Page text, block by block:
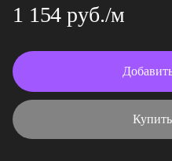
1 154 руб./м